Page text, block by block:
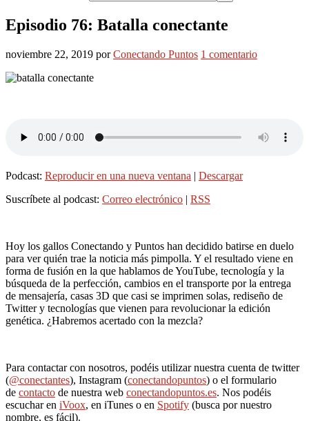
Episodio 76: Batalla conectante
noviembre 22, 2019 porConectando Puntos 1 comentario
Podcast: Reproducir en una nueva ventana | Descargar
Suscríbete al podcast: Correo electrónico | RSS
Hoy los gallos Conectando y Puntos han decidido batirse en duelo
para ver quién trae la noticia más pimpolla. Y el resultado viene en
forma de fusión en la que hablamos de YouTube, tecnología y la
búsqueda de la perfección, cambios en el transporte por la entrega
de mensajería, casas 3D que casi se imprimen solas, rediseño de
Twitter y tecnologías que vienen para revolucionar la edición
genética. ¿Habremos acertado con la mezcla?
Para contactar con nosotros, podéis utilizar nuestra cuenta de twitter
(@conectantes), Instagram (conectandopuntos) o el formulario
de contacto de nuestra web conectandopuntos.es. Nos podéis
escuchar en iVoox, en iTunes o en Spotify (busca por nuestro
nombre, es fácil).